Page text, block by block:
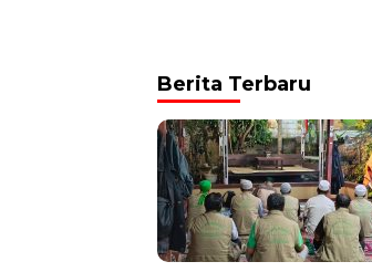
Berita Terbaru